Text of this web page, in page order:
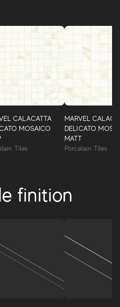
CALACATTA
MOSAICO
Tiles
MARVEL
DELICATO
MATT
Porcelain Tiles
finition